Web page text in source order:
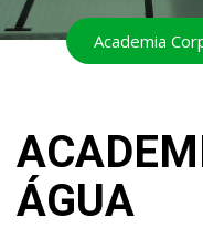
Academia
ÁGUA